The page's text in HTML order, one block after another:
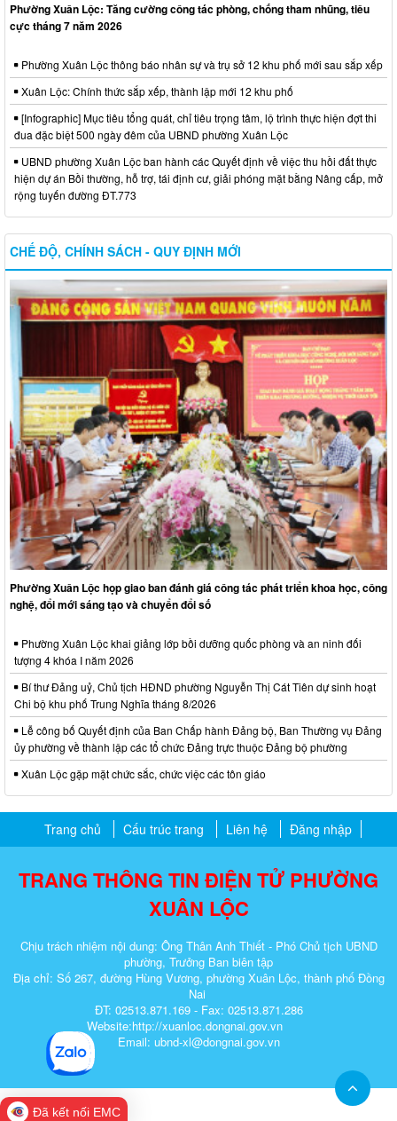
Phường Xuân Lộc: Tăng cường công tác phòng, chống tham nhũng, tiêu
cực tháng 7 năm 2026
Phường Xuân Lộc thông báo nhân sự và trụ sở 12 khu phố mới sau sắp xếp
Xuân Lộc: Chính thức sắp xếp, thành lập mới 12 khu phố
[Infographic] Mục tiêu tổng quát, chỉ tiêu trọng tâm, lộ trình thực hiện đợt thi
đua đặc biệt 500 ngày đêm của UBND phường Xuân Lộc
UBND phường Xuân Lộc ban hành các Quyết định về việc thu hồi đất thực
hiện dự án Bồi thường, hỗ trợ, tái định cư, giải phóng mặt bằng Nâng cấp, mở
rộng tuyến đường ĐT.773
CHẾ ĐỘ, CHÍNH SÁCH - QUY ĐỊNH MỚI
Phường Xuân Lộc họp giao ban đánh giá công tác phát triển khoa học, công
nghệ, đổi mới sáng tạo và chuyển đổi số
Phường Xuân Lộc khai giảng lớp bồi dưỡng quốc phòng và an ninh đối
tượng 4 khóa I năm 2026
Bí thư Đảng uỷ, Chủ tịch HĐND phường Nguyễn Thị Cát Tiên dự sinh hoạt
Chi bộ khu phố Trung Nghĩa tháng 8/2026
Lễ công bố Quyết định của Ban Chấp hành Đảng bộ, Ban Thường vụ Đảng
ủy phường về thành lập các tổ chức Đảng trực thuộc Đảng bộ phường
Xuân Lộc gặp mặt chức sắc, chức việc các tôn giáo
Trang chủ Cấu trúc trang Liên hệ Đăng nhập
TRANG THÔNG TIN ĐIỆN TỬ PHƯỜNG
XUÂN LỘC
Chịu trách nhiệm nội dung: Ông Thân Anh Thiết - Phó Chủ tịch UBND
phường, Trưởng Ban biên tập
Địa chỉ: Số 267, đường Hùng Vương, phường Xuân Lộc, thành phố Đồng
Nai
ĐT: 02513.871.169 - Fax: 02513.871.286
Website:http://xuanloc.dongnai.gov.vn
Email: ubnd-xl@dongnai.gov.vn​
Đã kết nối EMC